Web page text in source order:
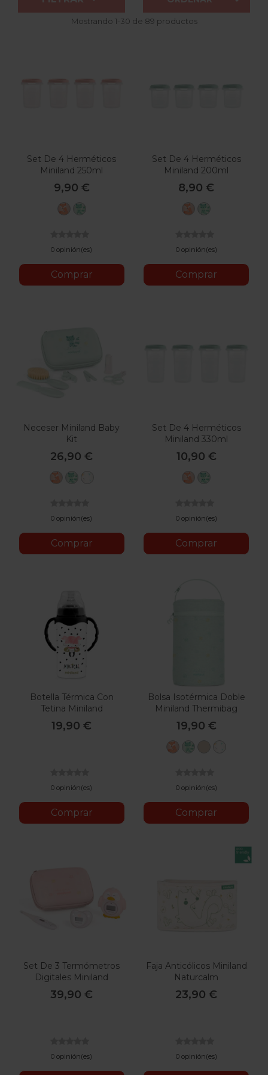
Mostrando 1-30 de 89 productos
Set De 4 Herméticos
Miniland 250ml
9,90 €
Candy
0 opinión(es)
Comprar
Set De 4 Herméticos
Miniland 200ml
8,90 €
Candy
0 opinión(es)
Comprar
Neceser Miniland Baby
Kit
26,90 €
Candy
0 opinión(es)
Comprar
Set De 4 Herméticos
Miniland 330ml
10,90 €
Candy
0 opinión(es)
Comprar
Botella Térmica Con
Tetina Miniland
Thermokid Magical
19,90 €
0 opinión(es)
Comprar
Bolsa Isotérmica Doble
Miniland Thermibag
19,90 €
CandyMintVanilla
0 opinión(es)
Comprar
Set De 3 Termómetros
Digitales Miniland
Thermokit
39,90 €
0 opinión(es)
Faja Anticólicos Miniland
Naturcalm
23,90 €
0 opinión(es)